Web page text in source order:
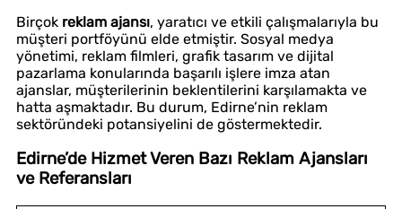
Birçok reklam ajansı, yaratıcı ve etkili çalışmalarıyla bu
müşteri portföyünü elde etmiştir. Sosyal medya
yönetimi, reklam filmleri, grafik tasarım ve dijital
pazarlama konularında başarılı işlere imza atan
ajanslar, müşterilerinin beklentilerini karşılamakta ve
hatta aşmaktadır. Bu durum, Edirne’nin reklam
sektöründeki potansiyelini de göstermektedir.
Edirne’de Hizmet Veren Bazı Reklam Ajansları
ve Referansları